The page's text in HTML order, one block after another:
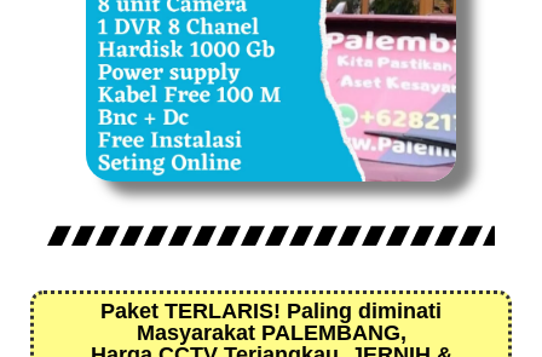
Paket TERLARIS! Paling diminati
Masyarakat PALEMBANG,